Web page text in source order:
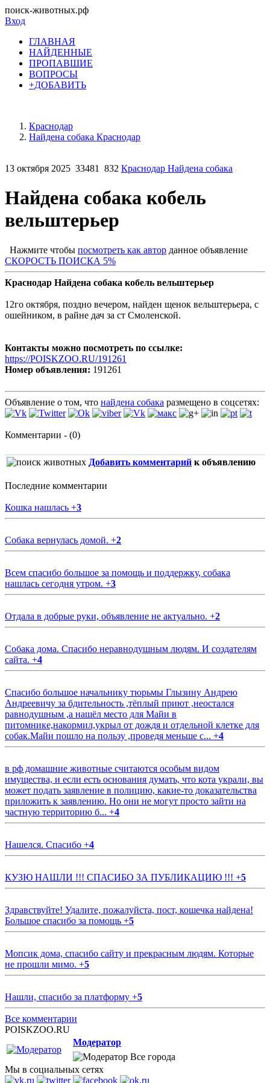
поиск-животных.рф
Вход
ГЛАВНАЯ
НАЙДЕННЫЕ
ПРОПАВШИЕ
ВОПРОСЫ
+ДОБАВИТЬ
Краснодар
Найдена собака Краснодар
13 октября 2025 33481 832 Краснодар Найдена собака
Найдена собака кобель
вельштерьер
Нажмите чтобы посмотреть как автор данное объявление
СКОРОСТЬ ПОИСКА 5%
Краснодар Найдена собака кобель вельштерьер
12го октября, поздно вечером, найден щенок вельштерьера, с
ошейником, в райне дач за ст Смоленской.
Контакты можно посмотреть по ссылке:
https://POISKZOO.RU/191261
Номер объявления: 191261
Объявление о том, что найдена собака размещено в соцсетях:
Комментарии - (0)
Добавить комментарий к объявлению
Последние комментарии
Кошка нашлась +3
Собака вернулась домой. +2
Всем спасибо большое за помощь и поддержку, собака
нашлась сегодня утром. +3
Отдала в добрые руки, объявление не актуально. +2
Собака дома. Спасибо неравнодушным людям. И создателям
сайта. +4
Спасибо большое начальнику тюрьмы Глызину Андрею
Андреевичу за бдительность ,тёплый приют ,неостался
равнодушным ,а нашёл место для Майи в
питомнике,накормил,укрыл от дождя и отдельной клетке для
собак.Майи пошло на пользу ,проведя меньше с... +4
в рф домашние животные считаются особым видом
имущества, и если есть основания думать, что кота украли, вы
может подать заявление в полицию, какие-то доказательства
приложить к заявлению. Но они не могут просто зайти на
частную территорию б... +4
Нашелся. Спасибо +4
КУЗЮ НАШЛИ !!! СПАСИБО ЗА ПУБЛИКАЦИЮ !!! +5
Здравствуйте! Удалите, пожалуйста, пост, кошечка найдена!
Большое спасибо за помощь +5
Мопсик дома, спасибо сайту и прекрасным людям. Которые
не прошли мимо. +5
Нашли, спасибо за платформу +5
Все комментарии
POISKZOO.RU
Модератор
Все города
Мы в социальных сетях